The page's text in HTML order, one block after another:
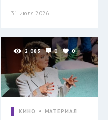
31 июля 2026
2 083 0 0
КИНО МАТЕРИАЛ